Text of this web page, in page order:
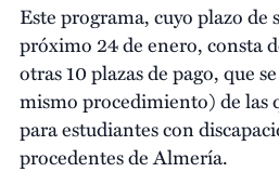
Este programa, cuyo plazo
próximo 24 de enero, consta
otras 10 plazas de pago, que
mismo procedimiento) de las
para estudiantes con
procedentes de Almería.